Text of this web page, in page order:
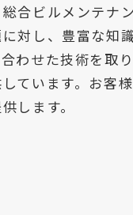
合ビルメンテナ
対し、豊富な知
わせた技術を取
ています。お客
します。